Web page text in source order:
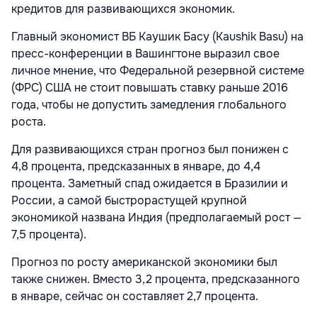
кредитов для развивающихся экономик.
Главный экономист ВБ Каушик Басу (Kaushik Basu) на
пресс-конференции в Вашингтоне выразил свое
личное мнение, что Федеральной резервной системе
(ФРС) США не стоит повышать ставку раньше 2016
года, чтобы не допустить замедления глобального
роста.
Для развивающихся стран прогноз был понижен с
4,8 процента, предсказанных в январе, до 4,4
процента. Заметный спад ожидается в Бразилии и
России, а самой быстрорастущей крупной
экономикой названа Индия (предполагаемый рост —
7,5 процента).
Прогноз по росту американской экономики был
также снижен. Вместо 3,2 процента, предсказанного
в январе, сейчас он составляет 2,7 процента.